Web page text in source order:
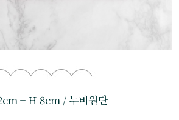
+ H 8cm / 누비원단